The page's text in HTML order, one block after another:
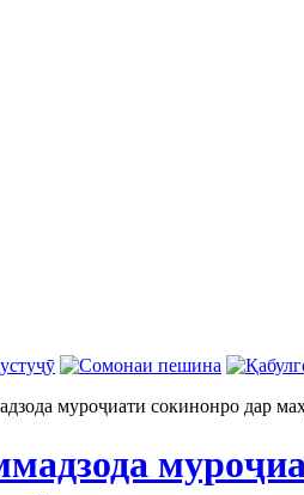
муроҷиати сокинонро дар